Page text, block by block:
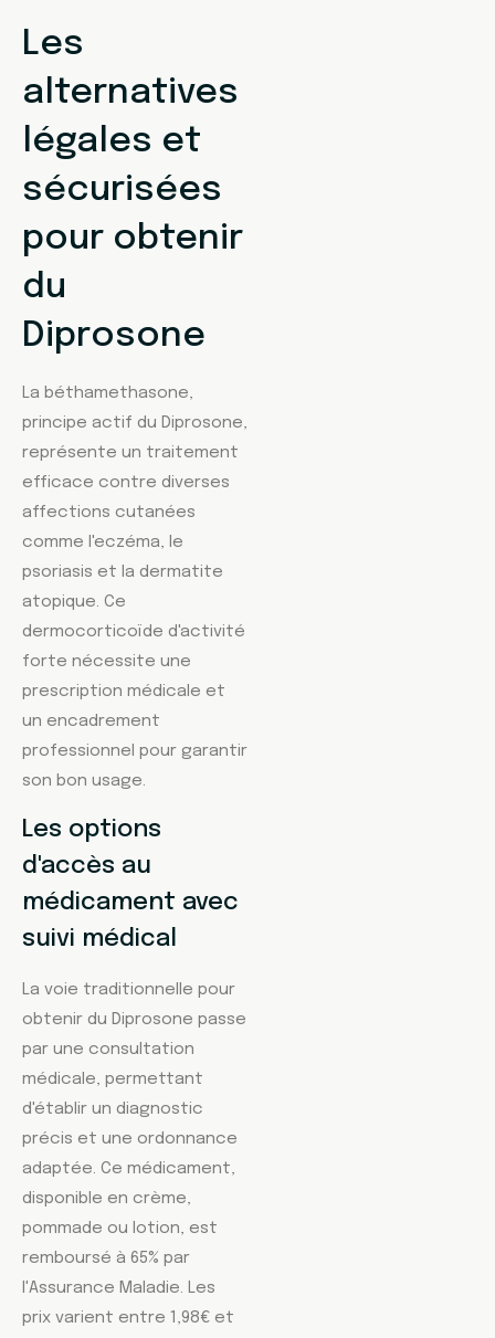
Les
alternatives
légales et
sécurisées
pour obtenir
du
Diprosone
La béthamethasone,
principe actif du Diprosone,
représente un traitement
efficace contre diverses
affections cutanées
comme l'eczéma, le
psoriasis et la dermatite
atopique. Ce
dermocorticoïde d'activité
forte nécessite une
prescription médicale et
un encadrement
professionnel pour garantir
son bon usage.
Les options
d'accès au
médicament avec
suivi médical
La voie traditionnelle pour
obtenir du Diprosone passe
par une consultation
médicale, permettant
d'établir un diagnostic
précis et une ordonnance
adaptée. Ce médicament,
disponible en crème,
pommade ou lotion, est
remboursé à 65% par
l'Assurance Maladie. Les
prix varient entre 1,98€ et